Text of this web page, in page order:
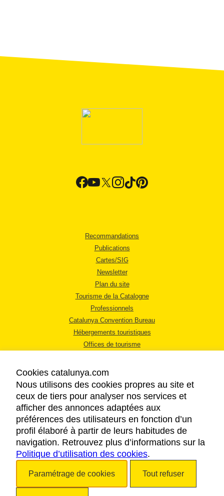
Recommandations
Publications
Cartes/SIG
Newsletter
Plan du site
Tourisme de la Catalogne
Professionnels
Catalunya Convention Bureau
Hébergements touristiques
Offices de tourisme
MENTIONS LÉGALES
RÈGLES DE CONFIDENTIALITÉ
COOKIES
ACCESSIBILITÉ
Cookies catalunya.com
Nous utilisons des cookies propres au site et
ceux de tiers pour analyser nos services et
afficher des annonces adaptées aux
préférences des utilisateurs en fonction d’un
profil élaboré à partir de leurs habitudes de
navigation. Retrouvez plus d’informations sur la
Politique d’utilisation des cookies.
Paramétrage de cookies Tout refuser